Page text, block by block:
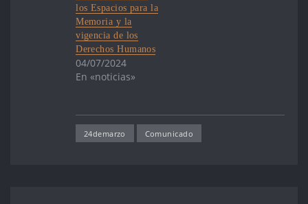
Desaparecido. En
Uruguay se
conmemora la…
los Espacios para la
Memoria y la
vigencia de los
Derechos Humanos
04/07/2024
En «noticias»
24demarzo Comunicado